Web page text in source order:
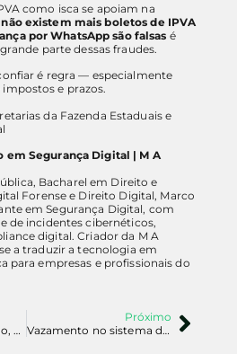
como isca se apoiam na
não existem mais boletos de IPVA
por WhatsApp são falsas é
parte dessas fraudes.
é regra — especialmente
e prazos.
da Fazenda Estaduais e
em Segurança Digital | M A
Bacharel em Direito e
Forense e Direito Digital, Marco
em Segurança Digital, com
de incidentes cibernéticos,
digital. Criador da M A
a traduzir a tecnologia em
para empresas e profissionais do
Ano Novo, Golpe Velho, golpe no WhatsApp se passa por órgão do governo e ameaça com dívida ativa: saiba identificar e denunciar
Próximo
Vazamento no sistema do CNJ expôs 47 milhões de chaves Pix, afirma Banco Central